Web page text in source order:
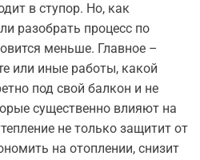
в ступор. Но, как
разобрать процесс по
меньше. Главное –
или иные работы, какой
под свой балкон и не
существенно влияют на
не только защитит от
на отоплении, снизит